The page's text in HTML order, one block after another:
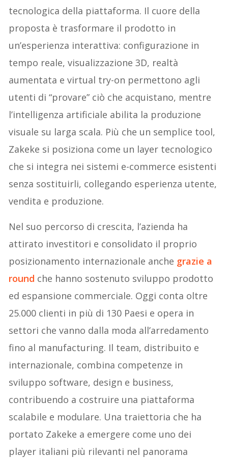
tecnologica della piattaforma. Il cuore della
proposta è trasformare il prodotto in
un’esperienza interattiva: configurazione in
tempo reale, visualizzazione 3D, realtà
aumentata e virtual try-on permettono agli
utenti di “provare” ciò che acquistano, mentre
l’intelligenza artificiale abilita la produzione
visuale su larga scala. Più che un semplice tool,
Zakeke si posiziona come un layer tecnologico
che si integra nei sistemi e-commerce esistenti
senza sostituirli, collegando esperienza utente,
vendita e produzione.
Nel suo percorso di crescita, l’azienda ha
attirato investitori e consolidato il proprio
posizionamento internazionale anche grazie a
round che hanno sostenuto sviluppo prodotto
ed espansione commerciale. Oggi conta oltre
25.000 clienti in più di 130 Paesi e opera in
settori che vanno dalla moda all’arredamento
fino al manufacturing. Il team, distribuito e
internazionale, combina competenze in
sviluppo software, design e business,
contribuendo a costruire una piattaforma
scalabile e modulare. Una traiettoria che ha
portato Zakeke a emergere come uno dei
player italiani più rilevanti nel panorama